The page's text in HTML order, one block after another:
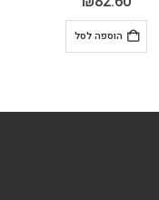
הוספה לסל